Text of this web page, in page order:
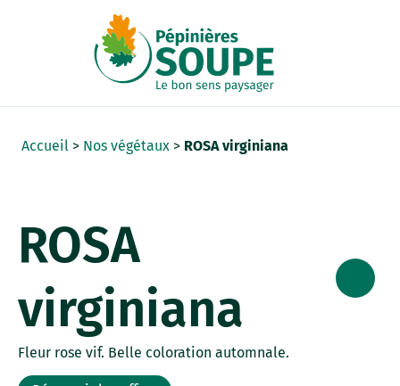
Accueil > Nos végétaux > ROSA virginiana
ROSA
virginiana
Fleur rose vif. Belle coloration automnale.